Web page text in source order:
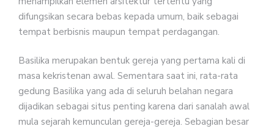
difungsikan secara bebas kepada umum, baik sebagai
tempat berbisnis maupun tempat perdagangan.
Basilika merupakan bentuk gereja yang pertama kali di
masa kekristenan awal. Sementara saat ini, rata-rata
gedung Basilika yang ada di seluruh belahan negara
dijadikan sebagai situs penting karena dari sanalah awal
mula sejarah kemunculan gereja-gereja. Sebagian besar